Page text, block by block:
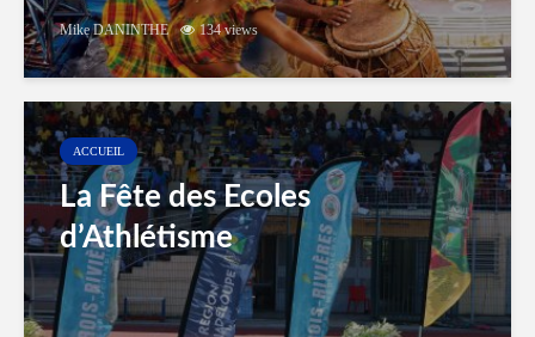
Mike DANINTHE 134 views
ACCUEIL
La Fête des Ecoles
d’Athlétisme